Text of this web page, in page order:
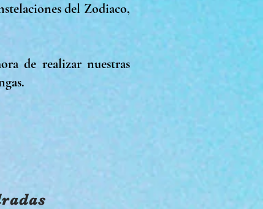
del Zodiaco,
de realizar nuestras